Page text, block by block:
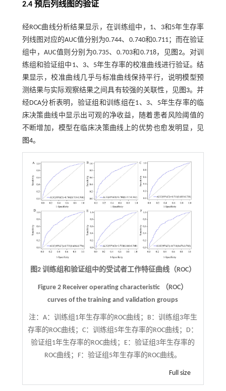
2.4 预后列线图的验证
经ROC曲线分析结果显示，在训练组中，1、3和5年生存率
列线图对应的AUC值分别为0.744、0.740和0.711；而在验证
组中，AUC值则分别为0.735、0.703和0.718，见图2。对训
练组和验证组中1、3、5年生存率的校准曲线进行验证。结
果显示，校准曲线几乎与标准曲线保持平行，说明模型预
测结果与实际观察结果之间具有较强的关联性，见图3。并
经DCA分析表明，验证组和训练组在1、3、5年生存率的临
床决策曲线中显示出可观的净收益，随着患者风险阈值的
不断增加，模型在临床决策曲线上的优势也愈发明显，见
图4。
图2 训练组和验证组中的受试者工作特征曲线（ROC）
Figure 2 Receiver operating characteristic （ROC）
curves of the training and validation groups
注： A：训练组1年生存率的ROC曲线；B：训练组3年生
存率的ROC曲线；C：训练组5年生存率的ROC曲线；D：
验证组1年生存率的ROC曲线；E：验证组3年生存率的
ROC曲线；F：验证组5年生存率的ROC曲线。
Full size